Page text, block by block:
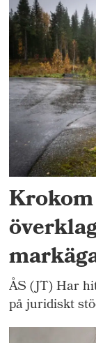
ÅS (JT) Har
på juridiskt